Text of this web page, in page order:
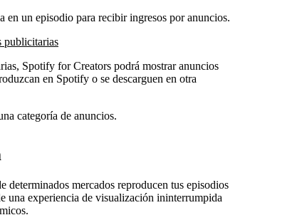
en un episodio para recibir ingresos por anuncios.
publicitarias
Spotify for Creators podrá mostrar anuncios
en Spotify o se descarguen en otra
categoría de anuncios.
mercados reproducen tus episodios
una experiencia de visualización ininterrumpida